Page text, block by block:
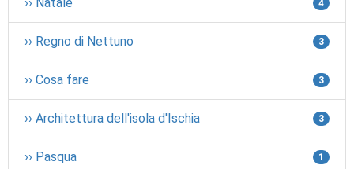
4
›› Regno di Nettuno 3
›› Cosa fare 3
›› Architettura dell'isola d'Ischia 3
›› Pasqua 1